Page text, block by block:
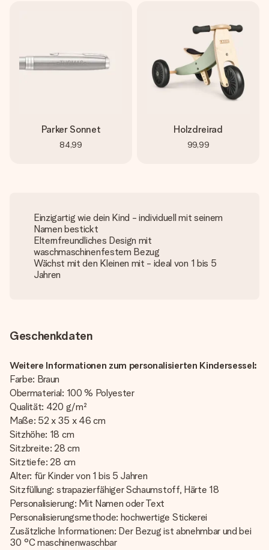
Parker Sonnet
84,99
Holzdreirad
99,99
Einzigartig wie dein Kind - individuell mit seinem
Namen bestickt
Elternfreundliches Design mit
waschmaschinenfestem Bezug
Wächst mit den Kleinen mit - ideal von 1 bis 5
Jahren
Geschenkdaten
Weitere Informationen zum personalisierten Kindersessel:
Farbe: Braun
Obermaterial: 100 % Polyester
Qualität: 420 g/m²
Maße: 52 x 35 x 46 cm
Sitzhöhe: 18 cm
Sitzbreite: 28 cm
Sitztiefe: 28 cm
Alter: für Kinder von 1 bis 5 Jahren
Sitzfüllung: strapazierfähiger Schaumstoff, Härte 18
Personalisierung: Mit Namen oder Text
Personalisierungsmethode: hochwertige Stickerei
Zusätzliche Informationen: Der Bezug ist abnehmbar und bei
30 °C maschinenwaschbar